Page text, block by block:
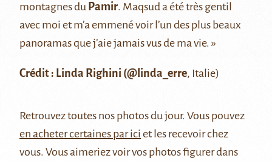
montagnes du Pamir. Maqsud a été très gentil
avec moi et m’a emmené voir l’un des plus beaux
panoramas que j’aie jamais vus de ma vie. »
Crédit : Linda Righini (@linda_erre, Italie)
Retrouveztoutes nos photos du jour. Vous pouvez
en acheter certaines par ici et les recevoir chez
vous. Vous aimeriez voir vos photos figurer dans